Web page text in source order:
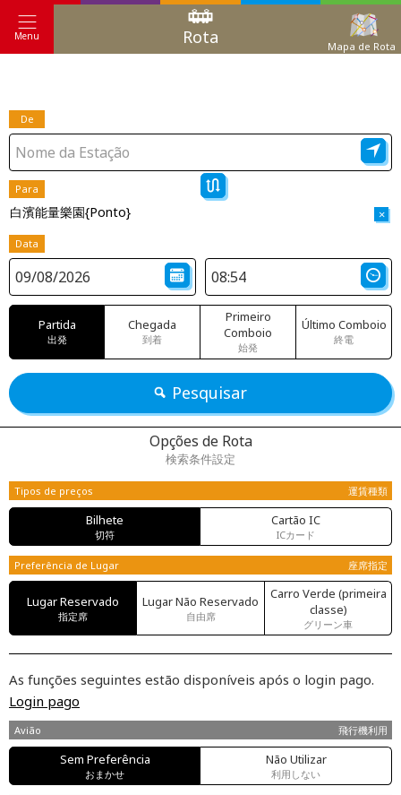
Menu Rota Mapa de Rota
De
Para
白濱能量樂園{Ponto} ×
Data
Partida
出発
Chegada
到着
Primeiro
Comboio
始発
Último Comboio
終電
Pesquisar
Opções de Rota
検索条件設定
Tipos de preços 運賃種類
Bilhete
切符
Cartão IC
ICカード
Preferência de Lugar 座席指定
Lugar Reservado
指定席
Lugar Não Reservado
自由席
Carro Verde (primeira
classe)
グリーン車
As funções seguintes estão disponíveis após o login pago.
Login pago
Avião 飛行機利用
Sem Preferência
おまかせ
Não Utilizar
利用しない